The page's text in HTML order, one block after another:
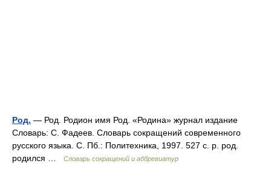
Род. — Род. Родион имя Род. «Родина» журнал издание
Словарь: С. Фадеев. Словарь сокращений современного
русского языка. С. Пб.: Политехника, 1997. 527 с. р. род.
родился …
Словарь сокращений и аббревиатур